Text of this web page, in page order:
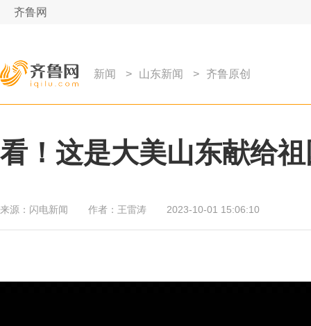
齐鲁网
新闻 > 山东新闻 > 齐鲁原创
看！这是大美山东献给
来源： 闪电新闻 作者： 王雷涛 2023-10-01 15:06:10